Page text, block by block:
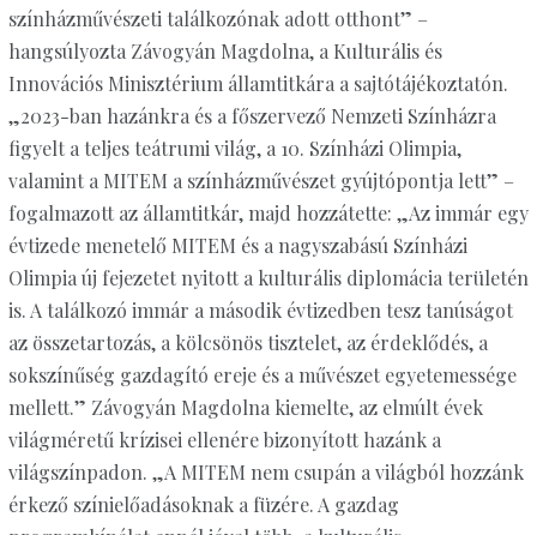
színházművészeti találkozónak adott otthont” –
hangsúlyozta Závogyán Magdolna, a Kulturális és
Innovációs Minisztérium államtitkára a sajtótájékoztatón.
„2023-ban hazánkra és a főszervező Nemzeti Színházra
figyelt a teljes teátrumi világ, a 10. Színházi Olimpia,
valamint a MITEM a színházművészet gyújtópontja lett” –
fogalmazott az államtitkár, majd hozzátette: „Az immár egy
évtizede menetelő MITEM és a nagyszabású Színházi
Olimpia új fejezetet nyitott a kulturális diplomácia területén
is. A találkozó immár a második évtizedben tesz tanúságot
az összetartozás, a kölcsönös tisztelet, az érdeklődés, a
sokszínűség gazdagító ereje és a művészet egyetemessége
mellett.” Závogyán Magdolna kiemelte, az elmúlt évek
világméretű krízisei ellenére bizonyított hazánk a
világszínpadon. „A MITEM nem csupán a világból hozzánk
érkező színielőadásoknak a füzére. A gazdag